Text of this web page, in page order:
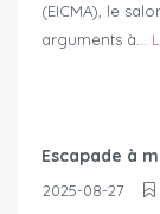
(EICMA), le
arguments à...
Escapade à
2025-08-27